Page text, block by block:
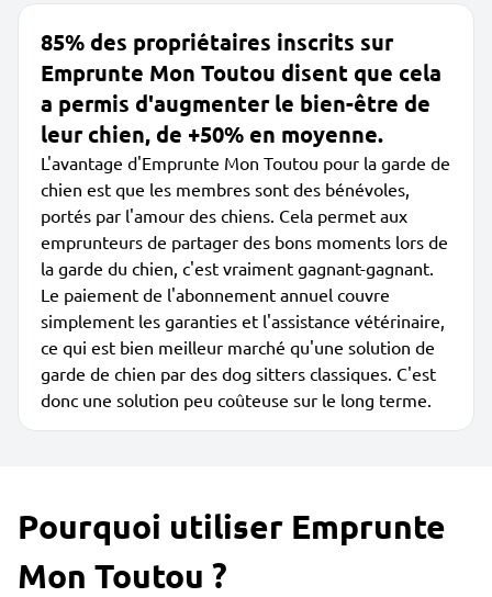
85% des propriétaires inscrits sur
Emprunte Mon Toutou disent que cela
a permis d'augmenter le bien-être de
leur chien, de +50% en moyenne.
L'avantage d'Emprunte Mon Toutou pour la garde de
chien est que les membres sont des bénévoles,
portés par l'amour des chiens. Cela permet aux
emprunteurs de partager des bons moments lors de
la garde du chien, c'est vraiment gagnant-gagnant.
Le paiement de l'abonnement annuel couvre
simplement les garanties et l'assistance vétérinaire,
ce qui est bien meilleur marché qu'une solution de
garde de chien par des dog sitters classiques. C'est
donc une solution peu coûteuse sur le long terme.
Pourquoi utiliser Emprunte
Mon Toutou ?